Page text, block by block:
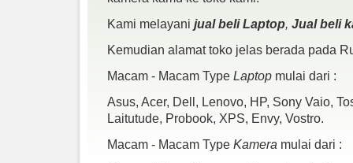
Kami melayani jual beli Laptop, Jual beli
Kemudian alamat toko jelas berada pada
Macam - Macam Type Laptopmulai dari :
Asus, Acer, Dell, Lenovo, HP, Sony Vaio,
Laitutude, Probook, XPS, Envy, Vostro.
Macam - Macam Type Kamera mulai dari :